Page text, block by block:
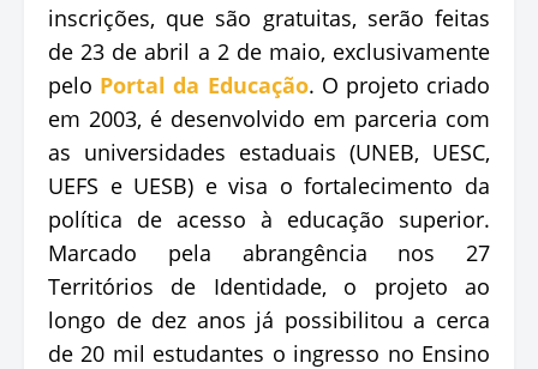
inscrições, que são gratuitas, serão feitas
de 23 de abril a 2 de maio, exclusivamente
pelo Portal da Educação. O projeto criado
em 2003, é desenvolvido em parceria com
as universidades estaduais (UNEB, UESC,
UEFS e UESB) e visa o fortalecimento da
política de acesso à educação superior.
Marcado pela abrangência nos 27
Territórios de Identidade, o projeto ao
longo de dez anos já possibilitou a cerca
de 20 mil estudantes o ingresso no Ensino